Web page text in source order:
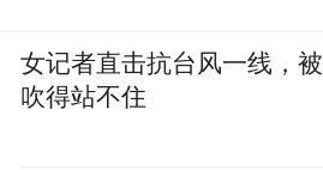
女记者直击抗台风一线，被
吹得站不住